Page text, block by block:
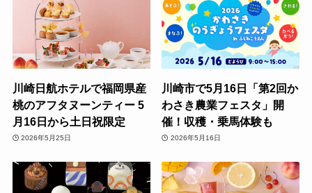
川崎日航ホテルで福岡県産
桃のアフタヌーンティー 5
月16日から土日祝限定
2026年5月25日
川崎市で5月16日「第2回か
わさき農業フェスタ」開
催！収穫・乗馬体験も
2026年5月16日